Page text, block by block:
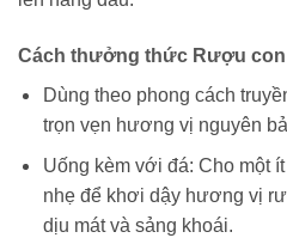
Cách thưởng thức Rượu con
Dùng theo phong cách
trọn vẹn hương vị nguyên
Uống kèm với đá: Cho một
nhẹ để khơi dậy hương vị
dịu mát và sảng khoái.